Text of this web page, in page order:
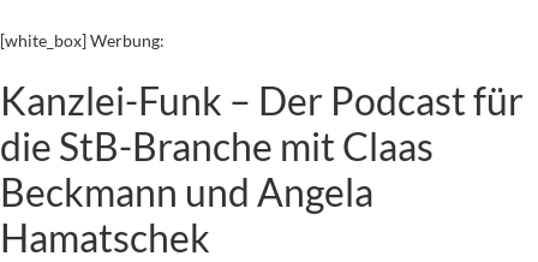
[white_box] Werbung:
Kanzlei-Funk – Der Podcast für
die StB-Branche mit Claas
Beckmann und Angela
Hamatschek